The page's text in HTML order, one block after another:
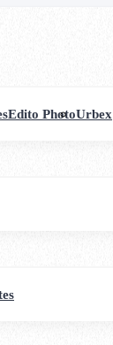
Edito PhotoUrbex